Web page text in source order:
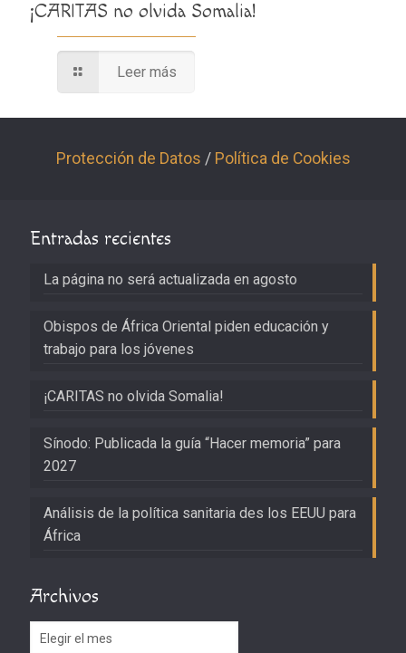
¡CARITAS no olvida Somalia!
Leer más
Protección de Datos / Política de Cookies
Entradas recientes
La página no será actualizada en agosto
Obispos de África Oriental piden educación y
trabajo para los jóvenes
¡CARITAS no olvida Somalia!
Sínodo: Publicada la guía “Hacer memoria” para
2027
Análisis de la política sanitaria des los EEUU para
África
Archivos
Archivos